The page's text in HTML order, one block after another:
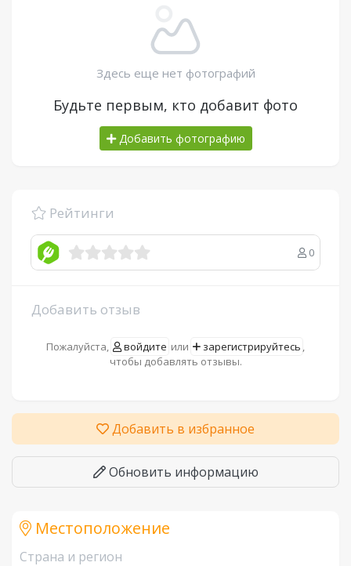
Здесь еще нет фотографий
Будьте первым, кто добавит фото
Добавить фотографию
Рейтинги
0
Добавить отзыв
Пожалуйста, войдите или зарегистрируйтесь ,
чтобы добавлять отзывы.
Добавить в избранное
Обновить информацию
Местоположение
Страна и регион